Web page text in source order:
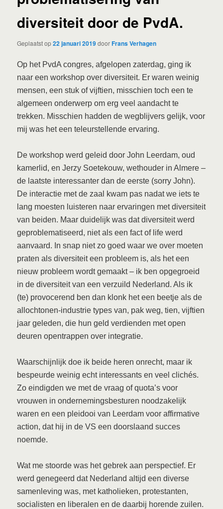
diversiteit door de PvdA.
Geplaatst op22 januari 2019doorFrans Verhagen
Op het PvdA congres, afgelopen zaterdag, ging ik
naar een workshop over diversiteit. Er waren weinig
mensen, een stuk of vijftien, misschien toch een te
algemeen onderwerp om erg veel aandacht te
trekken. Misschien hadden de wegblijvers gelijk, voor
mij was het een teleurstellende ervaring.
De workshop werd geleid door John Leerdam, oud
kamerlid, en Jerzy Soetekouw, wethouder in Almere –
de laatste interessanter dan de eerste (sorry John).
De interactie met de zaal kwam pas nadat we iets te
lang moesten luisteren naar ervaringen met diversiteit
van beiden. Maar duidelijk was dat diversiteit werd
geproblematiseerd, niet als een fact of life werd
aanvaard. In snap niet zo goed waar we over moeten
praten als diversiteit een probleem is, als het een
nieuw probleem wordt gemaakt – ik ben opgegroeid
in de diversiteit van een verzuild Nederland. Als ik
(te) provocerend ben dan klonk het een beetje als de
allochtonen-industrie types van, pak weg, tien, vijftien
jaar geleden, die hun geld verdienden met open
deuren opentrappen over integratie.
Waarschijnlijk doe ik beide heren onrecht, maar ik
bespeurde weinig echt interessants en veel clichés.
Zo eindigden we met de vraag of quota’s voor
vrouwen in ondernemingsbesturen noodzakelijk
waren en een pleidooi van Leerdam voor affirmative
action, dat hij in de VS een doorslaand succes
noemde.
Wat me stoorde was het gebrek aan perspectief. Er
werd genegeerd dat Nederland altijd een diverse
samenleving was, met katholieken, protestanten,
socialisten en liberalen en de daarbij horende zuilen.